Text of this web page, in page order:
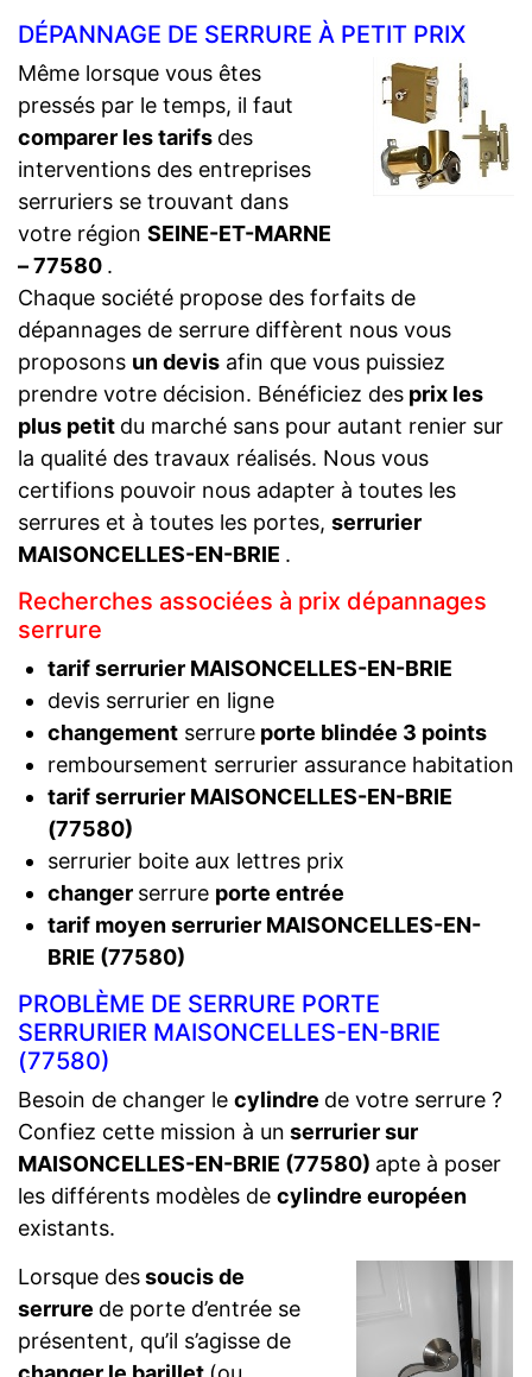
DÉPANNAGE DE SERRURE À PETIT PRIX
Même lorsque vous êtes
pressés par le temps, il faut
comparer les tarifs des
interventions des entreprises
serruriers se trouvant dans
votre région SEINE-ET-MARNE
– 77580 .
Chaque société propose des forfaits de
dépannages de serrure diffèrent nous vous
proposons un devis afin que vous puissiez
prendre votre décision. Bénéficiez des prix les
plus petit du marché sans pour autant renier sur
la qualité des travaux réalisés. Nous vous
certifions pouvoir nous adapter à toutes les
serrures et à toutes les portes, serrurier
MAISONCELLES-EN-BRIE .
Recherches associées à prix dépannages
serrure
tarif serrurier MAISONCELLES-EN-BRIE
devis serrurier en ligne
changementserrureporte blindée 3 points
remboursement serrurier assurance habitation
tarif serrurier MAISONCELLES-EN-BRIE
(77580)
serrurier boite aux lettres prix
changer serrure porte entrée
tarif moyen serrurier MAISONCELLES-EN-
BRIE (77580)
PROBLÈME DE SERRURE PORTE
SERRURIER MAISONCELLES-EN-BRIE
(77580)
Besoin de changer le cylindre de votre serrure ?
Confiez cette mission à un serrurier sur
MAISONCELLES-EN-BRIE (77580) apte à poser
les différents modèles de cylindre européen
existants.
Lorsque dessoucis de
serrure de porte d’entrée se
présentent, qu’il s’agisse de